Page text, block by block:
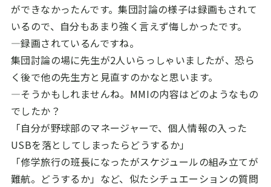
ができなかったんです。集団討論の様子は録画もされて
いるので、自分もあまり強く言えず悔しかったです。
―録画されているんですね。
集団討論の場に先生が2人いらっしゃいましたが、恐ら
く後で他の先生方と見直すのかなと思います。
―そうかもしれませんね。MMIの内容はどのようなもの
でしたか？
「自分が野球部のマネージャーで、個人情報の入った
USBを落としてしまったらどうするか」
「修学旅行の班長になったがスケジュールの組み立てが
難航。どうするか」など、似たシチュエーションの質問